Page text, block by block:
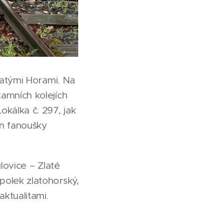
Horami. Na
kolejích
č. 297, jak
fanoušky
– Zlaté
zlatohorský,